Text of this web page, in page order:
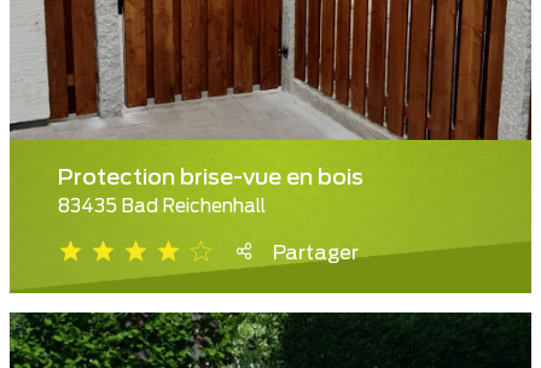
Protection brise-vue en bois
83435 Bad Reichenhall
Partager